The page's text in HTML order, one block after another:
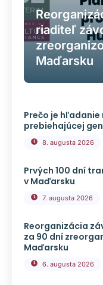
riaditeľ
Maďarsku
Prečo je
prebiehajúcej
8. augusta 2026
Prvých 100 dní
v Maďarsku
7. augusta 2026
Reorganizácia
za 90 dní
Maďarsku
6. augusta 2026